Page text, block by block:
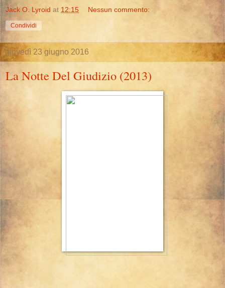
Jack O. Lyroid at 12:15 Nessun commento:
Condividi
giovedì 23 giugno 2016
La Notte Del Giudizio (2013)